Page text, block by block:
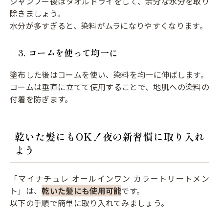
除きましょう。
水分が多すぎると、染料がムラになりやすくなります。
3. コームを使って均一に
塗布した後はコームを使い、染料を均一に伸ばします。
コームは垂直に立てて使用することで、地肌への染料の
付着を防ぎます。
乾いた髪にもOK！夜の新習慣に取り入れ
よう
「マイナチュレ オールインワン カラートリートメン
ト」は、乾いた髪にも使用可能です。
以下の手順で簡単に取り入れてみましょう。